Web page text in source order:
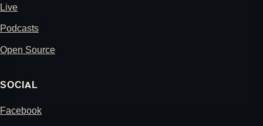
Live
Podcasts
Open Source
SOCIAL
Facebook